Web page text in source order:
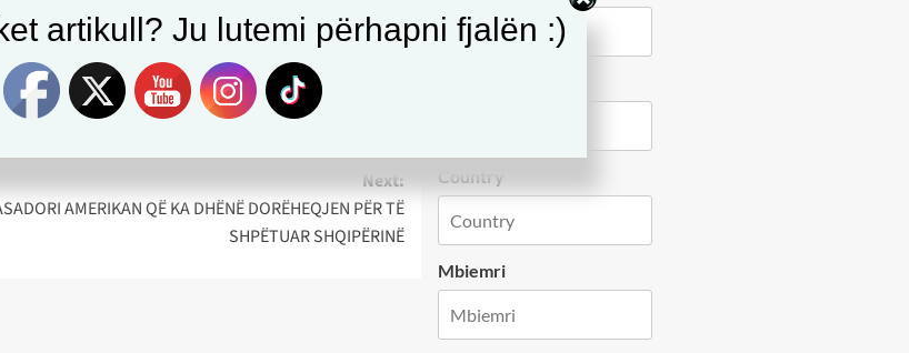
Gjykata Speciale është e padrejtë,
veten nga gjenocidi.
UÇK kriminele nëse nuk gjykohen
të veçanta mund ta pjellin.
Next:
AMERIKAN QË KA DHËNË DORËHEQJEN PËR TË
SHPËTUAR SHQIPËRINË
Country
Mbiemri
artikull? Ju lutemi përhapni fjalën :)